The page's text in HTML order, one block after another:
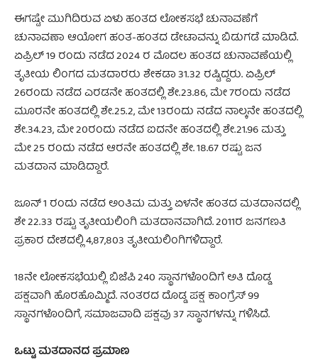
ಈಗಷ್ಟೇ ಮುಗಿದಿರುವ ಏಳು ಹಂತದ ಲೋಕಸಭೆ ಚುನಾವಣೆಗೆ
ಚುನಾವಣಾ ಆಯೋಗ ಹಂತ-ಹಂತದ ಡೇಟಾವನ್ನು ಬಿಡುಗಡೆ ಮಾಡಿದೆ.
ಏಪ್ರಿಲ್ 19 ರಂದು ನಡೆದ 2024 ರ ಮೊದಲ ಹಂತದ ಚುನಾವಣೆಯಲ್ಲಿ
ತೃತೀಯ ಲಿಂಗದ ಮತದಾರರು ಶೇಕಡಾ 31.32 ರಷ್ಟಿದ್ದರು. ಏಪ್ರಿಲ್
26ರಂದು ನಡೆದ ಎರಡನೇ ಹಂತದಲ್ಲಿ ಶೇ.23.86, ಮೇ 7ರಂದು ನಡೆದ
ಮೂರನೇ ಹಂತದಲ್ಲಿ ಶೇ.25.2, ಮೇ 13ರಂದು ನಡೆದ ನಾಲ್ಕನೇ ಹಂತದಲ್ಲಿ
ಶೇ.34.23, ಮೇ 20ರಂದು ನಡೆದ ಐದನೇ ಹಂತದಲ್ಲಿ ಶೇ.21.96 ಮತ್ತು
ಮೇ 25 ರಂದು ನಡೆದ ಆರನೇ ಹಂತದಲ್ಲಿ ಶೇ. 18.67 ರಷ್ಟು ಜನ
ಮತದಾನ ಮಾಡಿದ್ದಾರೆ.
ಜೂನ್ 1 ರಂದು ನಡೆದ ಅಂತಿಮ ಮತ್ತು ಏಳನೇ ಹಂತದ ಮತದಾನದಲ್ಲಿ
ಶೇ 22.33 ರಷ್ಟು ತೃತೀಯಲಿಂಗಿ ಮತದಾನವಾಗಿದೆ. 2011ರ ಜನಗಣತಿ
ಪ್ರಕಾರ ದೇಶದಲ್ಲಿ 4,87,803 ತೃತೀಯಲಿಂಗಿಗಳಿದ್ದಾರೆ.
18ನೇ ಲೋಕಸಭೆಯಲ್ಲಿ ಬಿಜೆಪಿ 240 ಸ್ಥಾನಗಳೊಂದಿಗೆ ಅತಿ ದೊಡ್ಡ
ಪಕ್ಷವಾಗಿ ಹೊರಹೊಮ್ಮಿದೆ. ನಂತರದ ದೊಡ್ಡ ಪಕ್ಷ ಕಾಂಗ್ರೆಸ್ 99
ಸ್ಥಾನಗಳೊಂದಿಗೆ, ಸಮಾಜವಾದಿ ಪಕ್ಷವು 37 ಸ್ಥಾನಗಳನ್ನು ಗಳಿಸಿದೆ.
ಒಟ್ಟು ಮತದಾನದ ಪ್ರಮಾಣ